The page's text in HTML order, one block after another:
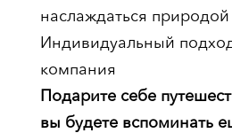
наслаждаться
Индивидуальный
компания
Подарите себе
вы будете вспоминать